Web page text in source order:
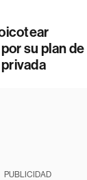
su plan de
PUBLICIDAD